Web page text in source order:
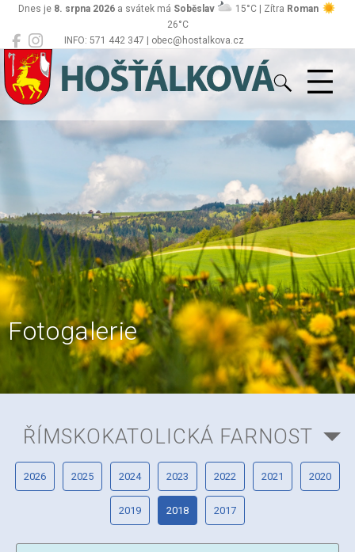
INFO: 571 442 347 | obec@hostalkova.cz
Dnes je 8. srpna 2026 a svátek má Soběslav 15°C | Zítra Roman
26°C
Hošťálková
Fotogalerie
ŘÍMSKOKATOLICKÁ FARNOST
2026 2025 2024 2023 2022 2021 2020
2019 2018 2017